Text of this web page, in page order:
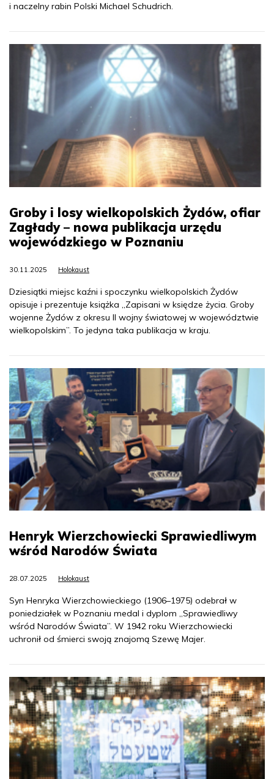
i naczelny rabin Polski Michael Schudrich.
Groby i losy wielkopolskich Żydów, ofiar
Zagłady – nowa publikacja urzędu
wojewódzkiego w Poznaniu
30.11.2025 Holokaust
Dziesiątki miejsc kaźni i spoczynku wielkopolskich Żydów
opisuje i prezentuje książka „Zapisani w księdze życia. Groby
wojenne Żydów z okresu II wojny światowej w województwie
wielkopolskim”. To jedyna taka publikacja w kraju.
Henryk Wierzchowiecki Sprawiedliwym
wśród Narodów Świata
28.07.2025 Holokaust
Syn Henryka Wierzchowieckiego (1906–1975) odebrał w
poniedziałek w Poznaniu medal i dyplom „Sprawiedliwy
wśród Narodów Świata”. W 1942 roku Wierzchowiecki
uchronił od śmierci swoją znajomą Szewę Majer.